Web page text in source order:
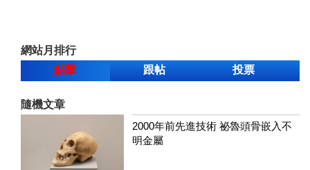
網站月排行
點擊
跟帖 投票
隨機文章
2000年前先進技術 祕魯頭骨嵌入不
明金屬